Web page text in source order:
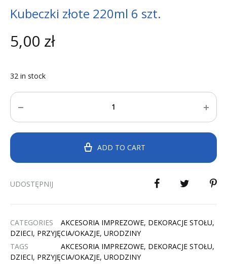
Kubeczki złote 220ml 6 szt.
5,00 zł
32 in stock
Quantity
ADD TO CART
UDOSTĘPNIJ
CATEGORIES AKCESORIA IMPREZOWE, DEKORACJE STOŁU,
DZIECI, PRZYJĘCIA/OKAZJE, URODZINY
TAGS
AKCESORIA IMPREZOWE, DEKORACJE STOŁU,
DZIECI, PRZYJĘCIA/OKAZJE, URODZINY